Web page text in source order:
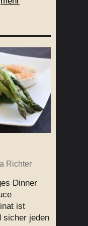
Richter
Dinner
ist
sicher jeden